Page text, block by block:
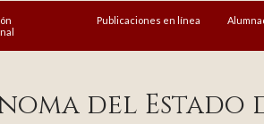
Publicaciones en línea
del Estado